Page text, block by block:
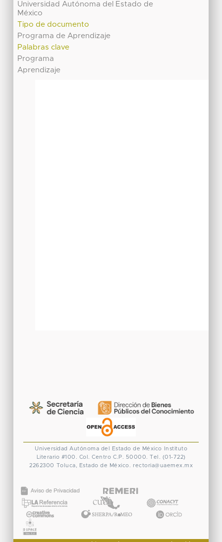
Universidad Autónoma del Estado de
México
Tipo de documento
Programa de Aprendizaje
Palabras clave
Programa
Aprendizaje
Universidad Autónoma del Estado de México
Instituto
Literario #100. Col. Centro C.P. 50000. Tel. (01-722)
2262300 Toluca, Estado de México. rectoria@uaemex.mx